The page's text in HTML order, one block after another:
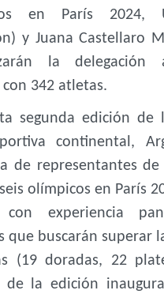
en París 2024,
y Juana Castellaro
la delegación
342 atletas.
segunda edición de
continental,
de representantes
olímpicos en París
con experiencia
que buscarán superar
(19 doradas, 22
de la edición